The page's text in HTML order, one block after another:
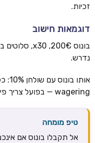
זכיות.
דוגמאות חישוב
נדרש.
wagering — בפועל צריך פי 10 יותר הימורים.
טיפ מומחה